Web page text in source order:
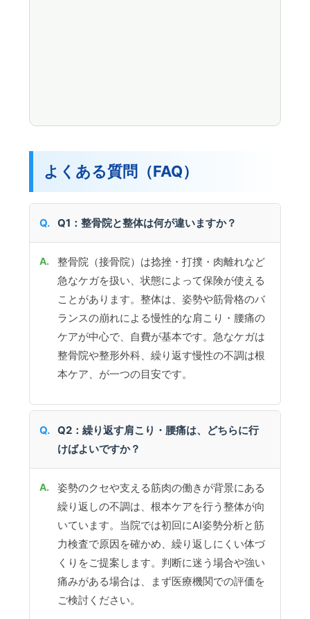
よくある質問（FAQ）
Q1：整骨院と整体は何が違いますか？
整骨院（接骨院）は捻挫・打撲・肉離れなど
急なケガを扱い、状態によって保険が使える
ことがあります。整体は、姿勢や筋骨格のバ
ランスの崩れによる慢性的な肩こり・腰痛の
ケアが中心で、自費が基本です。急なケガは
整骨院や整形外科、繰り返す慢性の不調は根
本ケア、が一つの目安です。
Q2：繰り返す肩こり・腰痛は、どちらに行
けばよいですか？
姿勢のクセや支える筋肉の働きが背景にある
繰り返しの不調は、根本ケアを行う整体が向
いています。当院では初回にAI姿勢分析と筋
力検査で原因を確かめ、繰り返しにくい体づ
くりをご提案します。判断に迷う場合や強い
痛みがある場合は、まず医療機関での評価を
ご検討ください。